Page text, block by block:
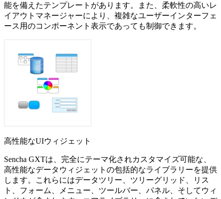
能を備えたテンプレートがあります。また、柔軟性の高いレ
イアウトマネージャーにより、複雑なユーザーインターフェ
ース用のコンポーネント表示であっても制御できます。
高性能なUIウィジェット
Sencha GXTは、完全にテーマ化されカスタマイズ可能な、
高性能なデータウィジェットの包括的なライブラリーを提供
します。これらにはデータツリー、ツリーグリッド、リス
ト、フォーム、メニュー、ツールバー、パネル、そしてウィ